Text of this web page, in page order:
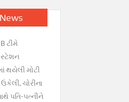
ટીમે
સ્ટેશન
થયેલી મોટી
ચોરીના
પતિ-પત્નીને